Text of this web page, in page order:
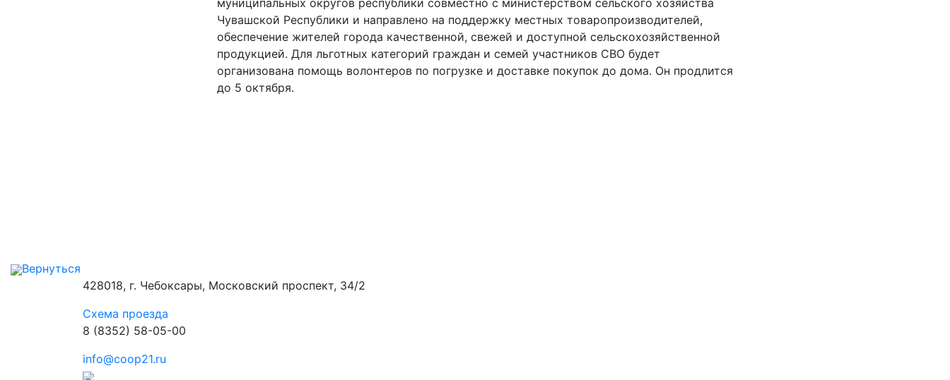
муниципальных округов республики совместно с министерством сельского хозяйства
Чувашской Республики и направлено на поддержку местных товаропроизводителей,
обеспечение жителей города качественной, свежей и доступной сельскохозяйственной
продукцией. Для льготных категорий граждан и семей участников СВО будет
организована помощь волонтеров по погрузке и доставке покупок до дома. Он продлится
до 5 октября.
Вернуться
428018, г. Чебоксары, Московский проспект, 34/2
Схема проезда
8 (8352) 58-05-00
info@coop21.ru